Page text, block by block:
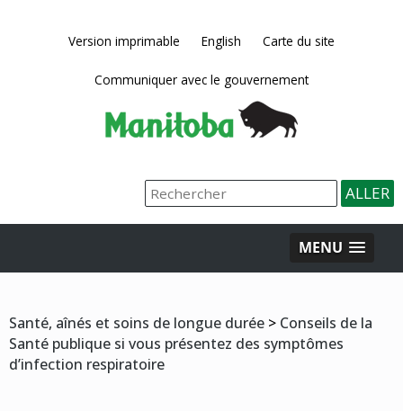
Version imprimable English Carte du site
Communiquer avec le gouvernement
MENU
Santé, aînés et soins de longue durée > Conseils de la
Santé publique si vous présentez des symptômes
d’infection respiratoire